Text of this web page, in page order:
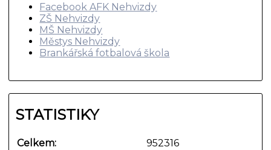
Facebook AFK Nehvizdy
ZŠ Nehvizdy
MŠ Nehvizdy
Městys Nehvizdy
Brankářská fotbalová škola
STATISTIKY
Celkem:
952316